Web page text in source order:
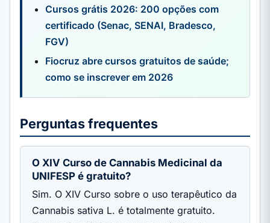
Cursos grátis 2026: 200 opções com
certificado (Senac, SENAI, Bradesco,
FGV)
Fiocruz abre cursos gratuitos de saúde;
como se inscrever em 2026
Perguntas frequentes
O XIV Curso de Cannabis Medicinal da
UNIFESP é gratuito?
Sim. O XIV Curso sobre o uso terapêutico da
Cannabis sativa L. é totalmente gratuito.